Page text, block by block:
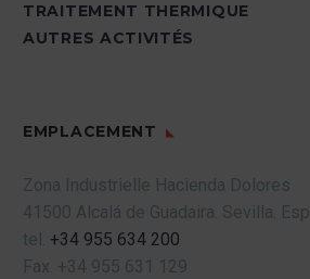
TRAITEMENT THERMIQUE
AUTRES ACTIVITÉS
EMPLACEMENT
Zona Industrielle Hacienda Dolores
41500 Alcalá de Guadaira. Sevilla.
tel. +34 955 634 200
Fax. +34 955 631 129